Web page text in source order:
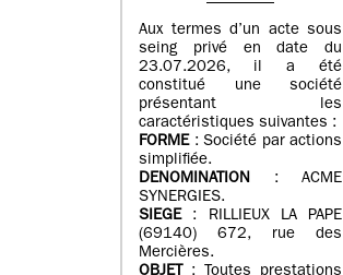
Aux termes d’un acte sous
seing privé en date du
23.07.2026, il a été
constitué une société
présentant les
caractéristiques suivantes :
FORME: Société par actions
simplifiée.
DENOMINATION : ACME
SYNERGIES.
SIEGE: RILLIEUX LA PAPE
(69140) 672, rue des
Mercières.